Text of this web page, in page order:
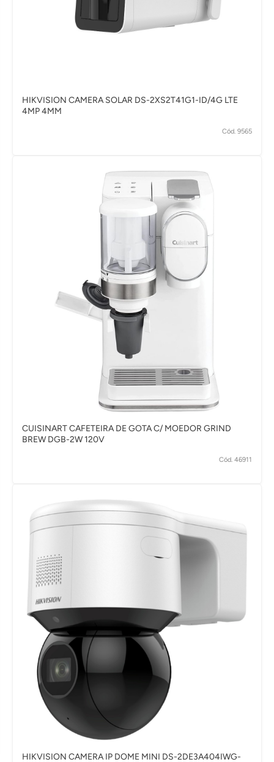
HIKVISION CAMERA SOLAR DS-2XS2T41G1-ID/4G LTE
4MP 4MM
Cód. 9565
CUISINART CAFETEIRA DE GOTA C/ MOEDOR GRIND
BREW DGB-2W 120V
Cód. 46911
HIKVISION CAMERA IP DOME MINI DS-2DE3A404IWG-